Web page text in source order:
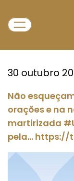
30 outubro
Não
orações e na
martirizada
pela… https://